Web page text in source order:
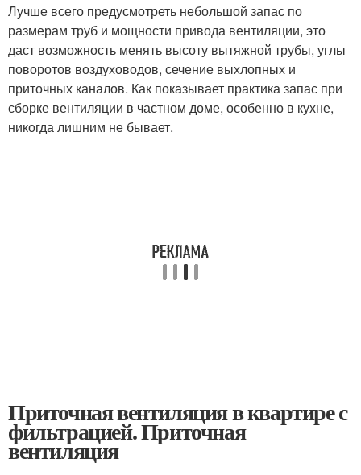
Лучше всего предусмотреть небольшой запас по
размерам труб и мощности привода вентиляции, это
даст возможность менять высоту вытяжной трубы, углы
поворотов воздуховодов, сечение выхлопных и
приточных каналов. Как показывает практика запас при
сборке вентиляции в частном доме, особенно в кухне,
никогда лишним не бывает.
Приточная вентиляция в квартире с
фильтрацией. Приточная
вентиляция